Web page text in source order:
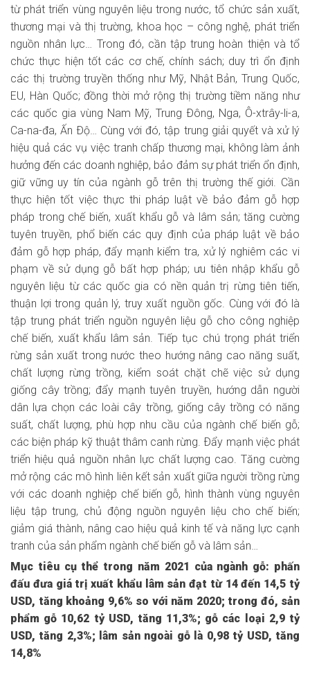
từ phát triển vùng nguyên liệu trong nước, tổ chức sản xuất,
thương mại và thị trường, khoa học – công nghệ, phát triển
nguồn nhân lực… Trong đó, cần tập trung hoàn thiện và tổ
chức thực hiện tốt các cơ chế, chính sách; duy trì ổn định
các thị trường truyền thống như Mỹ, Nhật Bản, Trung Quốc,
EU, Hàn Quốc; đồng thời mở rộng thị trường tiềm năng như
các quốc gia vùng Nam Mỹ, Trung Ðông, Nga, Ô-xtrây-li-a,
Ca-na-đa, Ấn Ðộ… Cùng với đó, tập trung giải quyết và xử lý
hiệu quả các vụ việc tranh chấp thương mại, không làm ảnh
hưởng đến các doanh nghiệp, bảo đảm sự phát triển ổn định,
giữ vững uy tín của ngành gỗ trên thị trường thế giới. Cần
thực hiện tốt việc thực thi pháp luật về bảo đảm gỗ hợp
pháp trong chế biến, xuất khẩu gỗ và lâm sản; tăng cường
tuyên truyền, phổ biến các quy định của pháp luật về bảo
đảm gỗ hợp pháp, đẩy mạnh kiểm tra, xử lý nghiêm các vi
phạm về sử dụng gỗ bất hợp pháp; ưu tiên nhập khẩu gỗ
nguyên liệu từ các quốc gia có nền quản trị rừng tiên tiến,
thuận lợi trong quản lý, truy xuất nguồn gốc. Cùng với đó là
tập trung phát triển nguồn nguyên liệu gỗ cho công nghiệp
chế biến, xuất khẩu lâm sản. Tiếp tục chú trọng phát triển
rừng sản xuất trong nước theo hướng nâng cao năng suất,
chất lượng rừng trồng, kiểm soát chặt chẽ việc sử dụng
giống cây trồng; đẩy mạnh tuyên truyền, hướng dẫn người
dân lựa chọn các loài cây trồng, giống cây trồng có năng
suất, chất lượng, phù hợp nhu cầu của ngành chế biến gỗ;
các biện pháp kỹ thuật thâm canh rừng. Ðẩy mạnh việc phát
triển hiệu quả nguồn nhân lực chất lượng cao. Tăng cường
mở rộng các mô hình liên kết sản xuất giữa người trồng rừng
với các doanh nghiệp chế biến gỗ, hình thành vùng nguyên
liệu tập trung, chủ động nguồn nguyên liệu cho chế biến;
giảm giá thành, nâng cao hiệu quả kinh tế và năng lực cạnh
tranh của sản phẩm ngành chế biến gỗ và lâm sản…
Mục tiêu cụ thể trong năm 2021 của ngành gỗ: phấn
đấu đưa giá trị xuất khẩu lâm sản đạt từ 14 đến 14,5 tỷ
USD, tăng khoảng 9,6% so với năm 2020; trong đó, sản
phẩm gỗ 10,62 tỷ USD, tăng 11,3%; gỗ các loại 2,9 tỷ
USD, tăng 2,3%; lâm sản ngoài gỗ là 0,98 tỷ USD, tăng
14,8%